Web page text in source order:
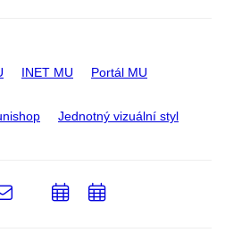
INET MU Portál MU
Jednotný vizuální styl
e-
PřidatPřidat